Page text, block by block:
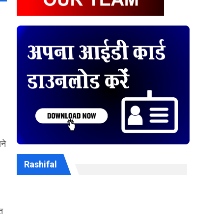
Rashifal